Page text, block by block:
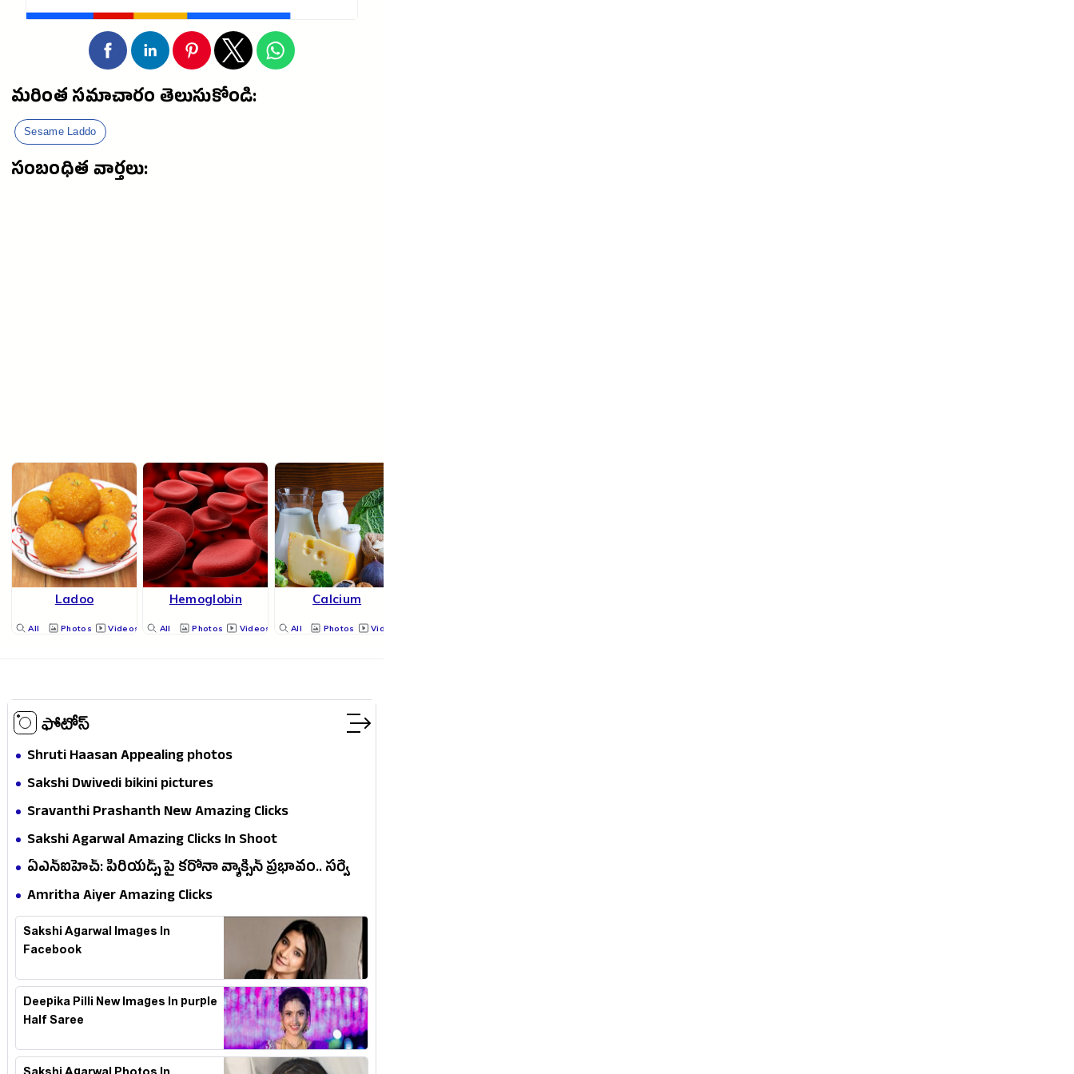
మరింత సమాచారం తెలుసుకోండి:
Sesame Laddo
సంబంధిత వార్తలు:
Ladoo
All Photos Videos
Hemoglobin
All Photos Videos
Calcium
All Photos Videos
ఫోటోస్
Shruti Haasan Appealing photos
Sakshi Dwivedi bikini pictures
Sravanthi Prashanth New Amazing Clicks
Sakshi Agarwal Amazing Clicks In Shoot
ఏఎన్ఐహెచ్: పీరియడ్స్ పై కరోనా వ్యాక్సిన్ ప్రభావం.. సర్వే
ఏం..!
Amritha Aiyer Amazing Clicks
Sakshi Agarwal Images In
Facebook
Deepika Pilli New Images In purple
Half Saree